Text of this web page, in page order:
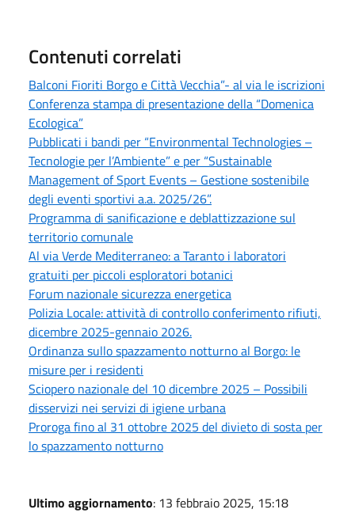
Contenuti correlati
Balconi Fioriti Borgo e Città Vecchia”- al via le iscrizioni
Conferenza stampa di presentazione della “Domenica
Ecologica”
Pubblicati i bandi per “Environmental Technologies –
Tecnologie per l’Ambiente” e per “Sustainable
Management of Sport Events – Gestione sostenibile
degli eventi sportivi a.a. 2025/26”.
Programma di sanificazione e deblattizzazione sul
territorio comunale
Al via Verde Mediterraneo: a Taranto i laboratori
gratuiti per piccoli esploratori botanici
Forum nazionale sicurezza energetica
Polizia Locale: attività di controllo conferimento rifiuti,
dicembre 2025-gennaio 2026.
Ordinanza sullo spazzamento notturno al Borgo: le
misure per i residenti
Sciopero nazionale del 10 dicembre 2025 – Possibili
disservizi nei servizi di igiene urbana
Proroga fino al 31 ottobre 2025 del divieto di sosta per
lo spazzamento notturno
Ultimo aggiornamento: 13 febbraio 2025, 15:18